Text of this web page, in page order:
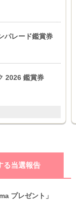
パレード鑑賞券
2026 鑑賞券
る当選報告
プレゼント」